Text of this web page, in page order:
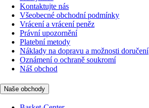
Kontaktujte nás
Všeobecné obchodní podmínky
Vrácení a vrácení peněz
Právní upozornění
Platební metody
Náklady na dopravu a možnosti doručení
Oznámení o ochraně soukromí
Náš obchod
Naše obchody